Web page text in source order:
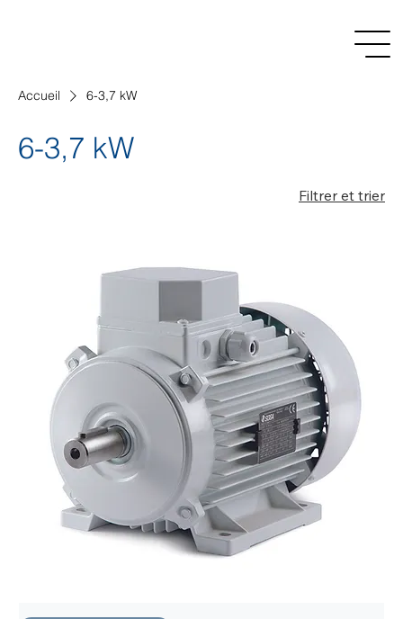
Accueil 6-3,7 kW
6-3,7 kW
Filtrer et trier